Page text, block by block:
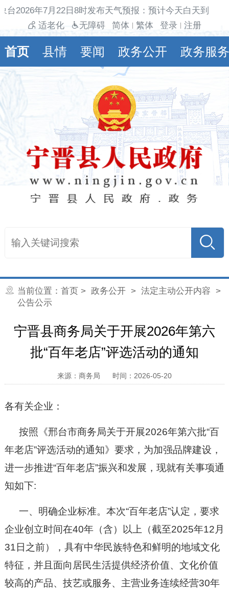
台2026年7月22日8时发布天气预报：预计今天白天到夜
适老化
无障碍 简体 繁体 登录 注册
首页 县情 要闻 政务公开 政务服务
当前位置： 首页 > 政务公开> 法定主动公开内容 >
公告公示
宁晋县商务局关于开展2026年第六
批“百年老店”评选活动的通知
来源：商务局 时间：2026-05-20
各有关企业 ：
按照《邢台市商务局关于开展2026年第六批“百
年老店”评选活动的通知》要求，为加强品牌建设，
进一步推进“百年老店”振兴和发展，现就有关事项通
知如下:
一、明确企业标准。 本次“百年老店”认定，要求
企业创立时间在40年（含）以上（截至2025年12月
31日之前）， 具有中华民族特色和鲜明的地域文化
特征，并且面向居民生活提供经济价值、文化价值
较高的产品、技艺或服务、主营业务连续经营30年